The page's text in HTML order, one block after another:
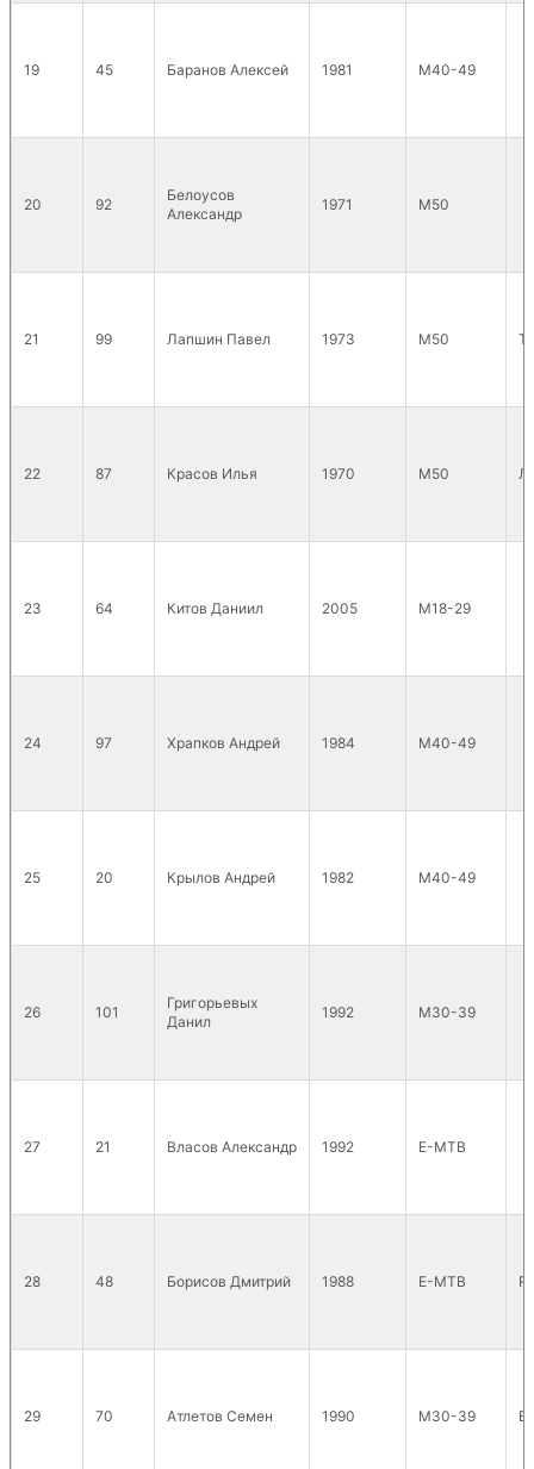
19 45 Баранов Алексей 1981 М40-49
20 92
Белоусов
Александр
1971 М50
21 99 Лапшин Павел 1973 М50
22 87 Красов Илья 1970 М50
23 64 Китов Даниил 2005 М18-29
24 97 Храпков Андрей 1984 М40-49
25 20 Крылов Андрей 1982 М40-49
26 101
Григорьевых
Данил
1992 М30-39
27 21 Власов Александр 1992 E-MTB
28 48 Борисов Дмитрий 1988 E-MTB
29 70 Атлетов Семен 1990 М30-39